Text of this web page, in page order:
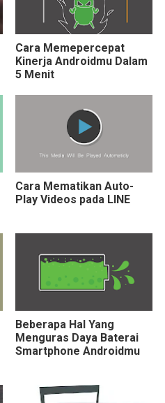
Cara Memepercepat
Kinerja Androidmu Dalam
5 Menit
Cara Mematikan Auto-
Play Videos pada LINE
Beberapa Hal Yang
Menguras Daya Baterai
Smartphone Androidmu